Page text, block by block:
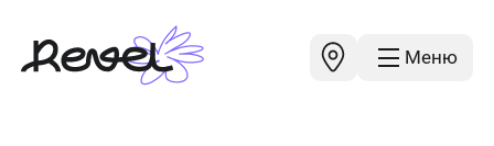
Меню